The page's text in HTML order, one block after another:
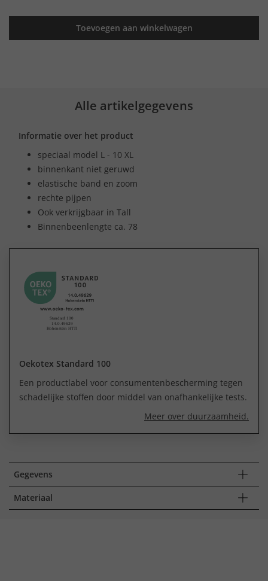
Toevoegen aan winkelwagen
Alle artikelgegevens
Informatie over het product
speciaal model L - 10 XL
binnenkant niet geruwd
elastische band en zoom
rechte pijpen
Ook verkrijgbaar in Tall
Binnenbeenlengte ca. 78
Oekotex Standard 100
Een productlabel voor consumentenbescherming tegen
schadelijke stoffen door middel van onafhankelijke tests.
Meer over duurzaamheid.
Gegevens
Materiaal